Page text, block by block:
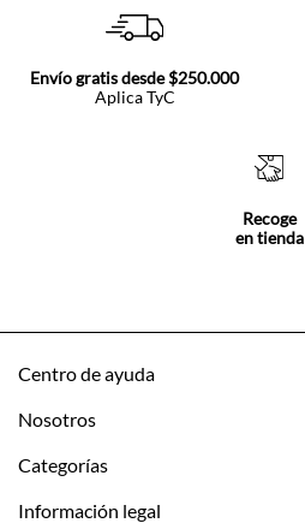
Envío gratis desde $250.000
Aplica TyC
Recoge
en tienda
Centro de ayuda
Mis pedidos
Nosotros
Acerca de Tennis
Categorías
Nuevo
Información legal